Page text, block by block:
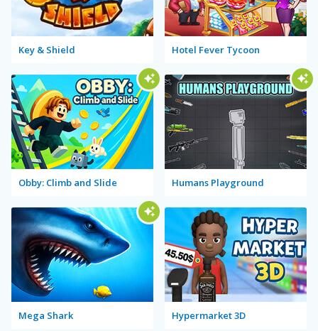
Key & Shield Hotel Fever Tycoon
Obby: Climb and Slide Humans Playground
Mega Shark Hypermarket 3D